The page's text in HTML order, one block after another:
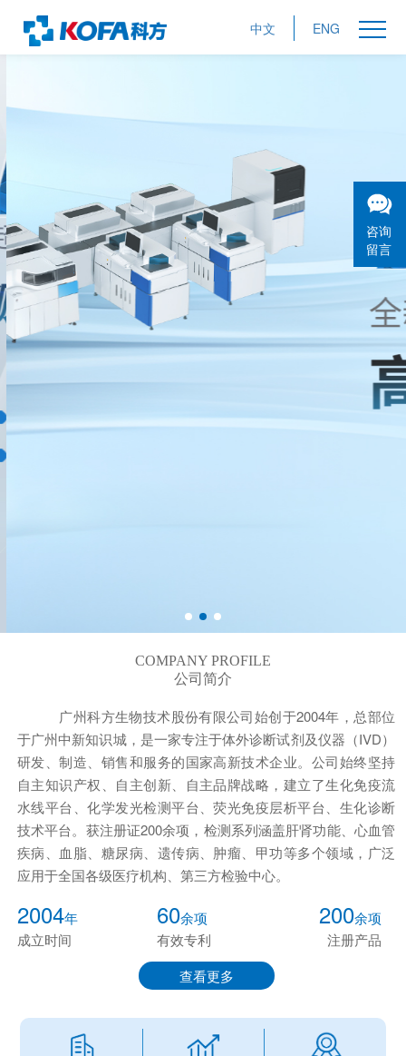
中文 ENG
COMPANY PROFILE
公司简介
广州科方生物技术股份有限公司始创于2004年，总部位
于广州中新知识城，是一家专注于体外诊断试剂及仪器（IVD）
研发、制造、销售和服务的国家高新技术企业。公司始终坚持
自主知识产权、自主创新、自主品牌战略，建立了生化免疫流
水线平台、化学发光检测平台、荧光免疫层析平台、生化诊断
技术平台。获注册证200余项，检测系列涵盖肝肾功能、心血管
疾病、血脂、糖尿病、遗传病、肿瘤、甲功等多个领域，广泛
应用于全国各级医疗机构、第三方检验中心。
2004年
成立时间
60余项
有效专利
200余项
注册产品
查看更多
咨询
留言